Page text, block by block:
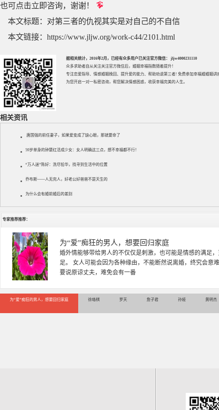
也可点击立即咨询，谢谢！
本文标题： 对第三者的仇视其实是对自己的不自信
本文链接： https://www.jljw.org/work-c44/2101.html
据相关统计，2016年2月，已经有众多用户已关注官方微信： jljw4000231110
众多求助者自从关注关注官方微信后，婚姻幸福指数随着提升！
专注恋爱指导、 情感婚姻挽回 、提升爱的能力、帮助劝退第三者! 免费参加幸福婚婚姻讲
为您开启一对一私密咨询，帮您解决情感困惑，收获幸福完美的人生。
相关资讯
唐国强的前任妻子，如果爱变成了缺心眼，那就要命了
59岁单身的钟楚红活成少女：女人明确这三点，想不幸福都不行！
“万人迷”陈好：洗尽铅华，找寻到生活中的位置
乔布斯——人无完人，好老公好爸爸不是天生的
为什么会有婚前婚后的差别
专家推荐推荐：
徐珞棋
徐珞棋，婚姻家庭咨询师，毕业于重庆师范大学心理学专业
多年，对婚姻情感分析、恋爱择偶、夫妻关系，情感挽回、
千小时，积累了丰富的咨
为“爱”痴狂的男人，想要回归家庭 徐珞棋 罗天 詹子君 孙娅 黄明杰